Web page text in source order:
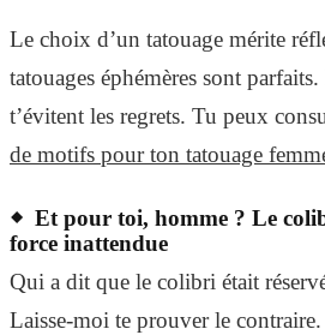
Le choix d’un tatouage mérite
tatouages éphémères sont
t’évitent les regrets. Tu peux
de motifs pour ton tatouage
Et pour toi, homme ? Le
force inattendue
Qui a dit que le colibri était
Laisse-moi te prouver le